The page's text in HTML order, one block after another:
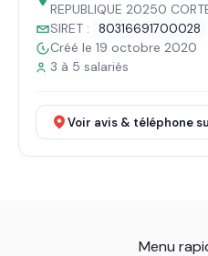
REPUBLIQUE 20250
SIRET :
80316691700028
Créé le 19 octobre 2020
3 à 5 salariés
Voir avis & téléphone
Menu